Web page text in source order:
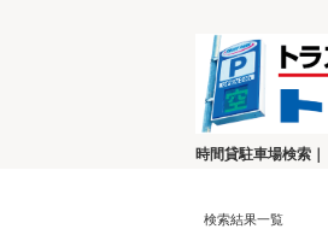
時間貸駐車場検索
検索結果一覧